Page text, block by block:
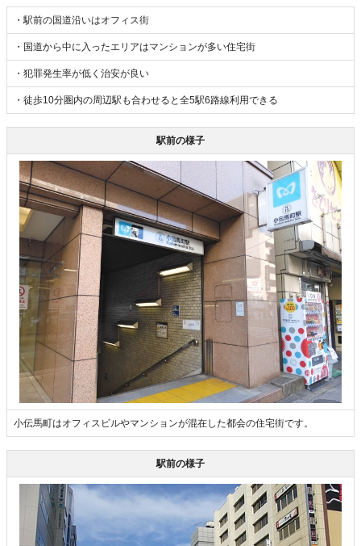
・駅前の国道沿いはオフィス街
・国道から中に入ったエリアはマンションが多い住宅街
・犯罪発生率が低く治安が良い
・徒歩10分圏内の周辺駅も合わせると全5駅6路線利用できる
駅前の様子
小伝馬町はオフィスビルやマンションが混在した都会の住宅街です。
駅前の様子